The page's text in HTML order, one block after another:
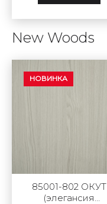
New Woods
НОВИНКА
85001-802 ОКУТ
(элегансия